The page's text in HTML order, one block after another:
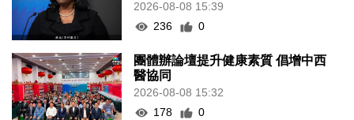
2026-08-08 15:39
236
0
團體辦論壇提升健康素質 倡增中西
醫協同
2026-08-08 15:32
178
0